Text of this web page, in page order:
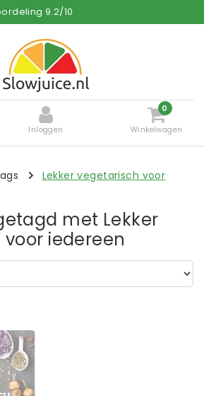
/10
Inloggen
0
Winkelwagen
Lekker vegetarisch voor
met Lekker
iedereen